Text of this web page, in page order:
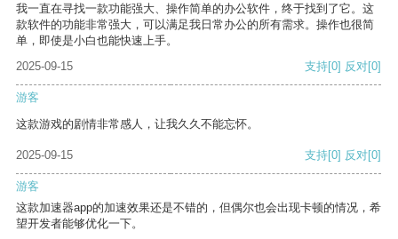
我一直在寻找一款功能强大、操作简单的办公软件，终于找到了它。这
款软件的功能非常强大，可以满足我日常办公的所有需求。操作也很简
单，即使是小白也能快速上手。
2025-09-15
支持[0] 反对[0]
游客
这款游戏的剧情非常感人，让我久久不能忘怀。
2025-09-15 支持[0] 反对[0]
游客
这款加速器app的加速效果还是不错的，但偶尔也会出现卡顿的情况，希
望开发者能够优化一下。